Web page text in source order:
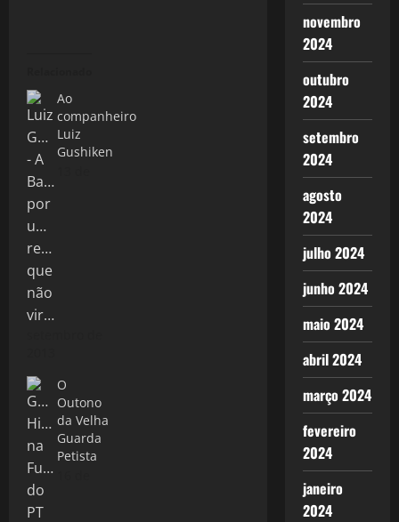
Ao
companheiro
Luiz
Gushiken
O
Outono
da Velha
Guarda
Petista
novembro
2024
outubro
2024
setembro
2024
agosto
2024
julho 2024
junho 2024
maio 2024
abril 2024
março 2024
fevereiro
2024
janeiro
2024